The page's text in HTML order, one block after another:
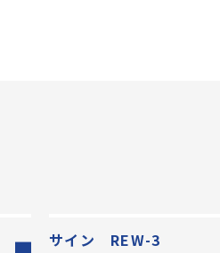
サイン REW-3